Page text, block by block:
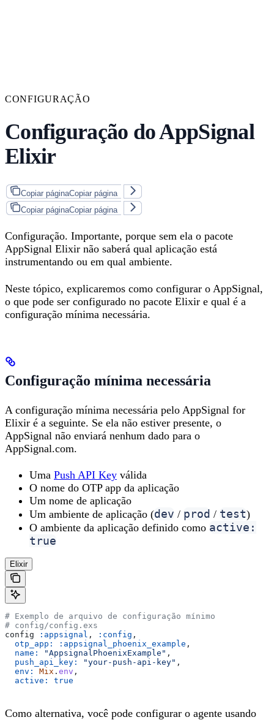
CONFIGURAÇÃO
Configuração do AppSignal
Elixir
Copiar páginaCopiar página
Copiar páginaCopiar página
Configuração. Importante, porque sem ela o pacote
AppSignal Elixir não saberá qual aplicação está
instrumentando ou em qual ambiente.
Neste tópico, explicaremos como configurar o AppSignal,
o que pode ser configurado no pacote Elixir e qual é a
configuração mínima necessária.
Configuração mínima necessária
A configuração mínima necessária pelo AppSignal for
Elixir é a seguinte. Se ela não estiver presente, o
AppSignal não enviará nenhum dado para o
AppSignal.com.
Uma Push API Key válida
O nome do OTP app da aplicação
Um nome de aplicação
Um ambiente de aplicação (dev / prod / test)
O ambiente da aplicação definido como active:
true
Elixir
# Exemplo de arquivo de configuração mínimo
# config/config.exs
config
:appsignal , :config ,
  otp_app:
:appsignal_phoenix_example ,
  name:
"AppsignalPhoenixExample" ,
  push_api_key:
"your-push-api-key" ,
  env:
Mix . env ,
  active:
true
Como alternativa, você pode configurar o agente usando